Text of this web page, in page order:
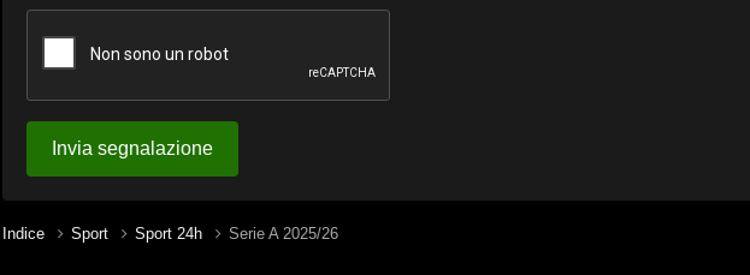
Invia segnalazione
Indice Sport Sport 24h Serie A 2025/26